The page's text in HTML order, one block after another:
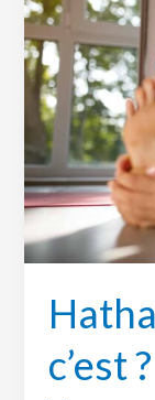
c’est ?
Yoga
:
qu’est-
ce
c’est
?